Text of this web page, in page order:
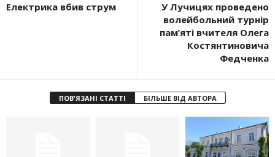
Електрика вбив струм
У Лучицях проведено
волейбольний турнір
пам’яті вчителя Олега
Костянтиновича
Федченка
ПОВ'ЯЗАНІ СТАТТІ БІЛЬШЕ ВІД АВТОРА